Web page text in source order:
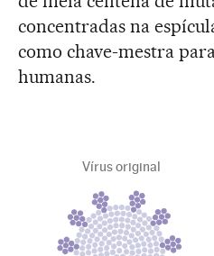
concentradas na
como chave-mestra
humanas.
Vírus original